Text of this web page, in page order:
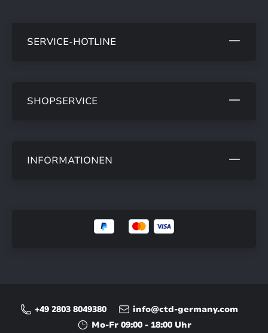
SERVICE-HOTLINE
SHOPSERVICE
INFORMATIONEN
+49 2803 8049380
info@ctd-germany.com
Mo-Fr 09:00 - 18:00 Uhr